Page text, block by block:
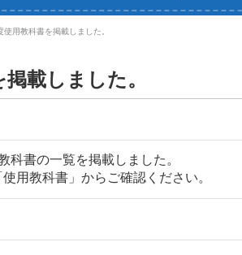
使用教科書を掲載しました。
載しました。
科書の一覧を掲載しました。
用教科書」からご確認ください。